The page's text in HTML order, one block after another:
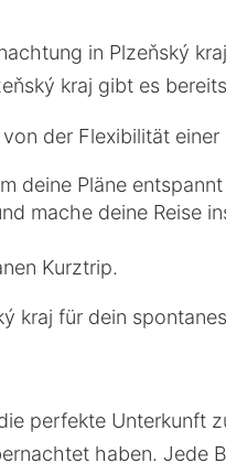
in Plzeňský
kraj gibt es
der Flexibilität
deine Pläne
mache deine Reise
Kurztrip.
kraj für dein
perfekte Unterkunft
haben. Jede